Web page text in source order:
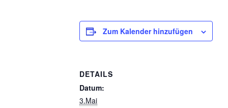
Zum Kalender hinzufügen
DETAILS
Datum:
3.Mai